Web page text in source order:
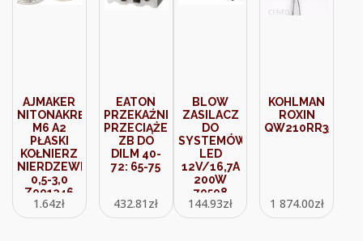
AJMAKER
NITONAKRĘTKA
M6 A2
PŁASKI
KOŁNIERZ
NIERDZEWNA
0,5-3,0
Z001346
1.64zł
EATON
PRZEKAŹNIK
PRZECIĄŻENIOWY
ZB DO
DILM 40-
72: 65-75
432.81 zł
BLOW
ZASILACZ
DO
SYSTEMÓW
LED
12V/16,7A
200W
70508
144.93zł
KOHLMAN
ROXIN
QW210RR35
1 874.00zł